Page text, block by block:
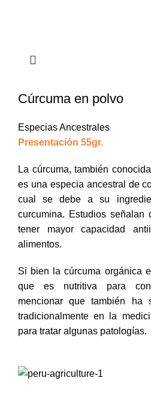
Cúrcuma en polvo
Especias Ancestrales
Presentación 55gr.
La cúrcuma, también
es una especia ancestral de
cual se debe a su
curcumina. Estudios señalan
tener mayor capacidad
alimentos.
Si bien la cúrcuma orgánica
que es nutritiva para
mencionar que también ha
tradicionalmente en la
para tratar algunas patologías.